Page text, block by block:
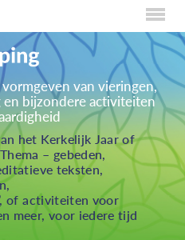
van vieringen,
bijzondere activiteiten
het Kerkelijk Jaar of
– gebeden,
teksten,
of activiteiten voor
meer, voor iedere tijd